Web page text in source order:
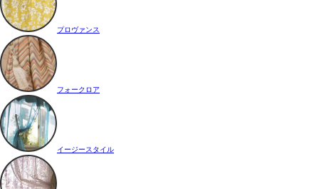
プロヴァンス
フォークロア
イージースタイル